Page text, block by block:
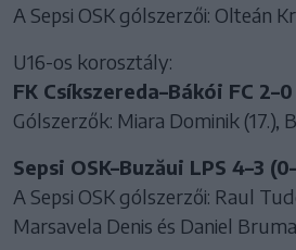
A Sepsi OSK gólszerzői: Olteán
U16-os korosztály:
FK Csíkszereda–Bákói FC 2–0
Gólszerzők: Miara Dominik (17.),
Sepsi OSK–Buzăui LPS 4–3
A Sepsi OSK gólszerzői: Raul
Marsavela Denis és Daniel